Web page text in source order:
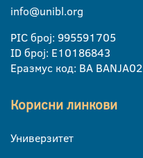
info@unibl.org
PIC број: 995591705
ID број: E10186843
Еразмус код: BA BANJA02
Корисни линкови
Универзитет